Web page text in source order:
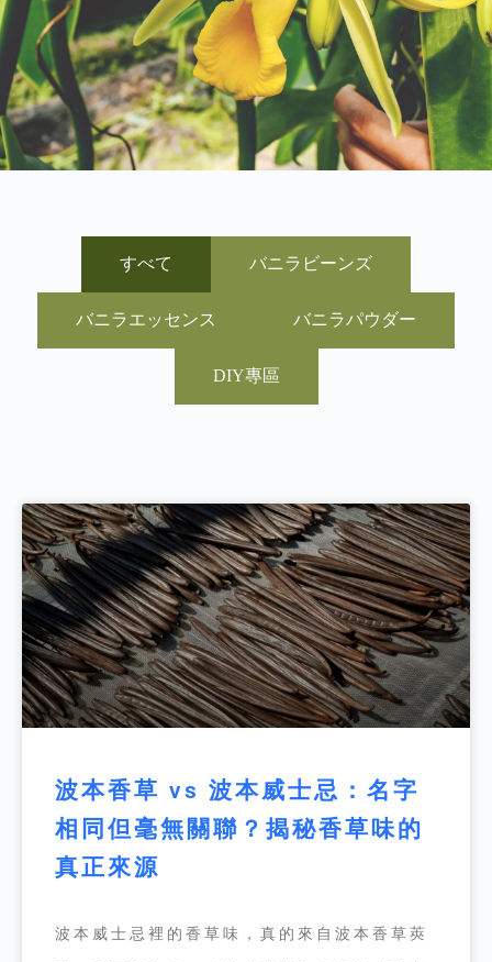
すべて バニラビーンズ
バニラエッセンス バニラパウダー
DIY專區
波本香草 vs 波本威士忌：名字
相同但毫無關聯？揭秘香草味的
真正來源
波本威士忌裡的香草味，真的來自波本香草莢